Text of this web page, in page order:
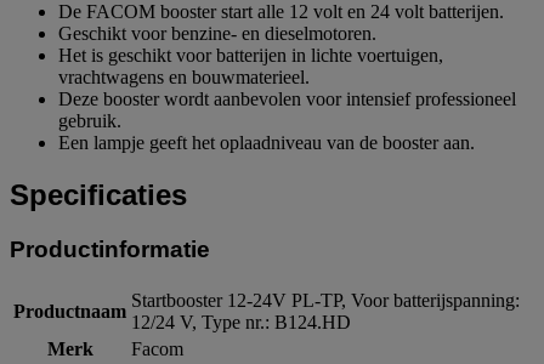
De FACOM booster start alle 12 volt en 24 volt batterijen.
Geschikt voor benzine- en dieselmotoren.
Het is geschikt voor batterijen in lichte voertuigen,
vrachtwagens en bouwmaterieel.
Deze booster wordt aanbevolen voor intensief professioneel
gebruik.
Een lampje geeft het oplaadniveau van de booster aan.
Specificaties
Productinformatie
Productnaam
Startbooster 12-24V PL-TP, Voor batterijspanning:
12/24 V, Type nr.: B124.HD
Merk
Facom